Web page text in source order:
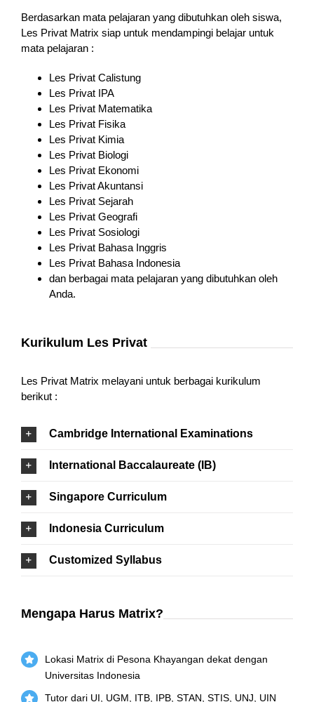
Berdasarkan mata pelajaran yang dibutuhkan oleh siswa,
Les Privat Matrix siap untuk mendampingi belajar untuk
mata pelajaran :
Les Privat Calistung
Les Privat IPA
Les Privat Matematika
Les Privat Fisika
Les Privat Kimia
Les Privat Biologi
Les Privat Ekonomi
Les Privat Akuntansi
Les Privat Sejarah
Les Privat Geografi
Les Privat Sosiologi
Les Privat Bahasa Inggris
Les Privat Bahasa Indonesia
dan berbagai mata pelajaran yang dibutuhkan oleh
Anda.
Kurikulum Les Privat
Les Privat Matrix melayani untuk berbagai kurikulum
berikut :
Cambridge International Examinations
International Baccalaureate (IB)
Singapore Curriculum
Indonesia Curriculum
Customized Syllabus
Mengapa Harus Matrix?
Lokasi Matrix di Pesona Khayangan dekat dengan
Universitas Indonesia
Tutor dari UI, UGM, ITB, IPB, STAN, STIS, UNJ, UIN